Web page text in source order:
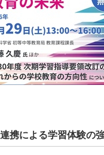
携による学習体験の